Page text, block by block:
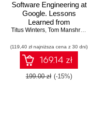
Hyrum Wright
Software Engineering at
Google. Lessons
Learned from
Programming Over
Titus Winters, Tom Manshreck
(119,40 zł najniższa cena z 30 dni)
169.14 zł
199.00 zł (-15%)